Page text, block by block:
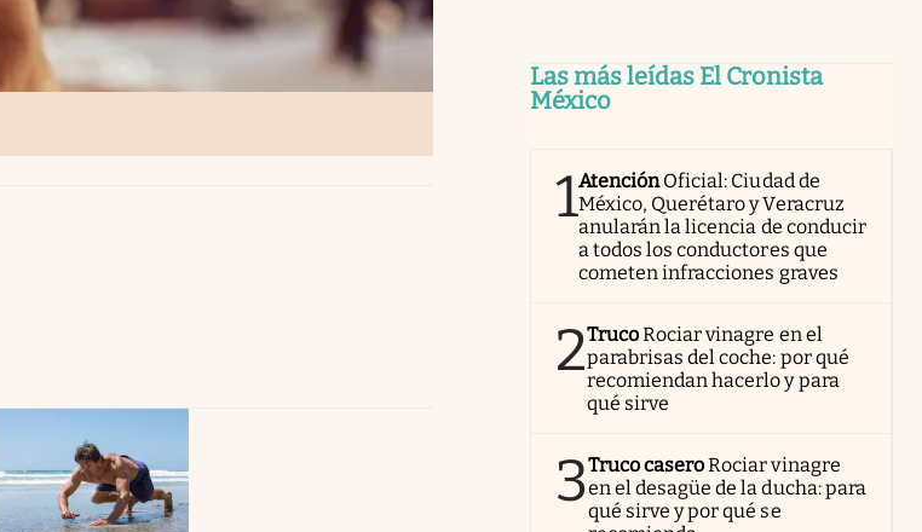
Las más leídas El Cronista
México
1AtenciónOficial: Ciudad de
México, Querétaro y Veracruz
anularán la licencia de conducir
a todos los conductores que
cometen infracciones graves
2TrucoRociar vinagre en el
parabrisas del coche: por qué
recomiendan hacerlo y para
qué sirve
3Truco caseroRociar vinagre
en el desagüe de la ducha: para
qué sirve y por qué se